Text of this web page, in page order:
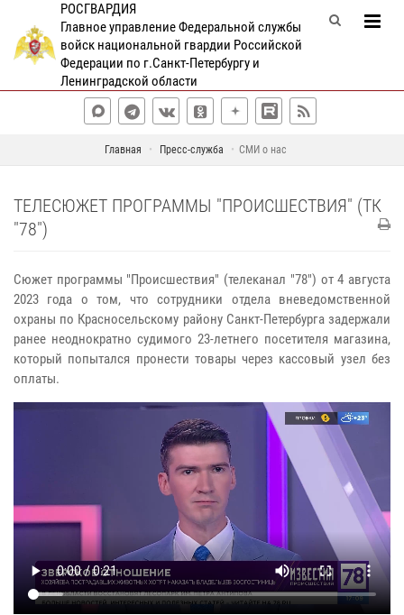
РОСГВАРДИЯ
Главное управление Федеральной службы
войск национальной гвардии Российской
Федерации по г.Санкт-Петербургу и
Ленинградской области
Главная Пресс-служба СМИ о нас
ТЕЛЕСЮЖЕТ ПРОГРАММЫ "ПРОИСШЕСТВИЯ" (ТК
"78")
Сюжет программы "Происшествия" (телеканал "78") от 4 августа
2023 года о том, что сотрудники отдела вневедомственной
охраны по Красносельскому району Санкт-Петербурга задержали
ранее неоднократно судимого 23-летнего посетителя магазина,
который попытался пронести товары через кассовый узел без
оплаты.